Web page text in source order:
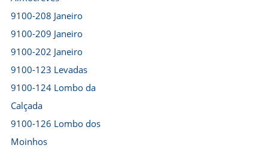
9100-208 Janeiro
9100-209 Janeiro
9100-202 Janeiro
9100-123 Levadas
9100-124 Lombo da
Calçada
9100-126 Lombo dos
Moinhos